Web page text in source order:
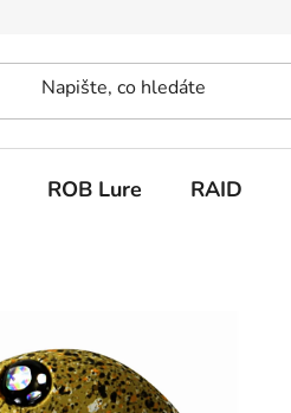
ROB Lure RAID